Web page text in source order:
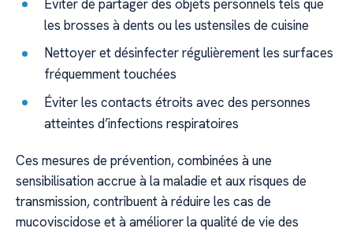
Éviter de partager des objets personnels tels que
les brosses à dents ou les ustensiles de cuisine
Nettoyer et désinfecter régulièrement les surfaces
fréquemment touchées
Éviter les contacts étroits avec des personnes
atteintes d’infections respiratoires
Ces mesures de prévention, combinées à une
sensibilisation accrue à la maladie et aux risques de
transmission, contribuent à réduire les cas de
mucoviscidose et à améliorer la qualité de vie des